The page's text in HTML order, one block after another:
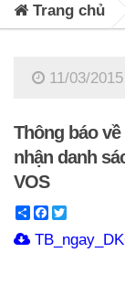
Trang chủ
11/03/2015
Thông báo
nhận danh
VOS
ShareFacebook